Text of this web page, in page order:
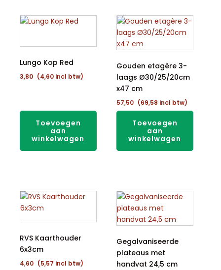
Lungo Kop Red
3,80 (4,60 incl btw)
Toevoegen
aan
winkelwagen
Gouden etagère 3-
laags Ø30/25/20cm
x47 cm
57,50 (69,58 incl btw)
Toevoegen
aan
winkelwagen
RVS Kaarthouder
6x3cm
4,60 (5,57 incl btw)
Gegalvaniseerde
plateaus met
handvat 24,5 cm